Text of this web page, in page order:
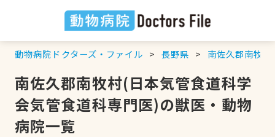
動物病院ドクターズ・ファイル 長野県 南佐久郡南牧村
南佐久郡南牧村(日本気管食道科学
会気管食道科専門医)の獣医・動物
病院一覧